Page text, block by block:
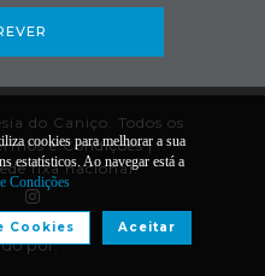
do Caniço. Todos os
e Condições|*
fixa nacional.
por:
cookies para melhorar a sua
estatísticos. Ao navegar está a
Condições
Aceitar
Cookies